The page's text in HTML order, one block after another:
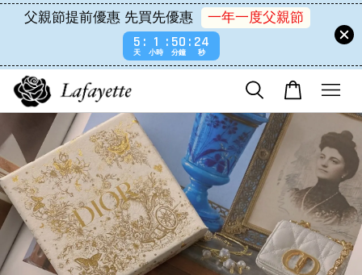
父親節提前優惠 先買先優惠
一年一度父親節
5
天
1
小時
50
分鐘
24
秒